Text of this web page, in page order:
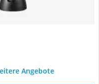
Angebote